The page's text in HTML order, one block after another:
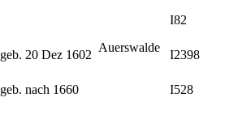
I82
geb. 20 Dez 1602
Auerswalde
I2398
geb. nach 1660
I528